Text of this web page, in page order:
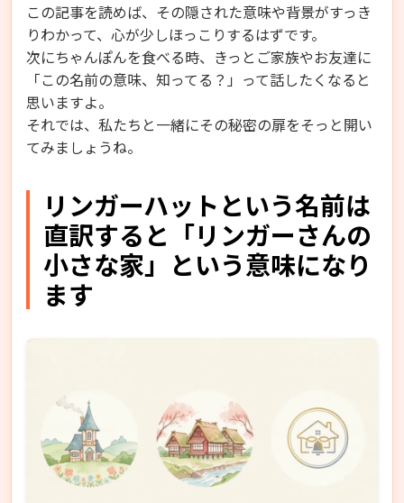
この記事を読めば、その隠された意味や背景がすっき
りわかって、心が少しほっこりするはずです。
次にちゃんぽんを食べる時、きっとご家族やお友達に
「この名前の意味、知ってる？」って話したくなると
思いますよ。
それでは、私たちと一緒にその秘密の扉をそっと開い
てみましょうね。
リンガーハットという名前は
直訳すると「リンガーさんの
小さな家」という意味になり
ます